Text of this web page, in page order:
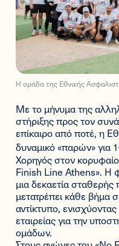
Η ομάδα της Εθνικής
Με το μήνυμα της
στήριξης προς τον
επίκαιρο από ποτέ, η
δυναμικό «παρών» για
Χορηγός στον
Finish Line Athens». Η
μια δεκαετία
μετατρέπει κάθε βήμα
αντίκτυπο,
εταιρείας για την
ομάδων.